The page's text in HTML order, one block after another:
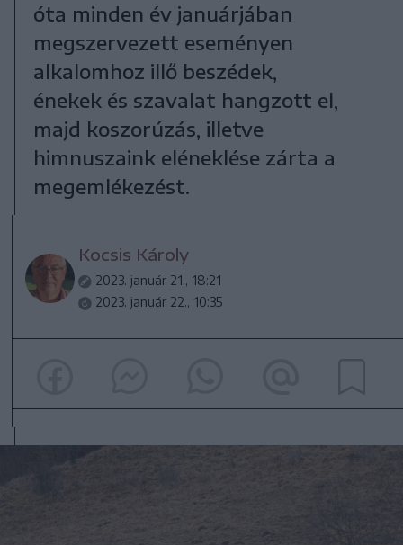
óta minden év januárjában
megszervezett eseményen
alkalomhoz illő beszédek,
énekek és szavalat hangzott el,
majd koszorúzás, illetve
himnuszaink eléneklése zárta a
megemlékezést.
Kocsis Károly
2023. január 21., 18:21
2023. január 22., 10:35